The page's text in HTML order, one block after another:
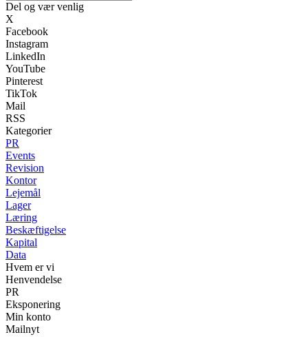
Del og vær venlig
X
Facebook
Instagram
LinkedIn
YouTube
Pinterest
TikTok
Mail
RSS
Kategorier
PR
Events
Revision
Kontor
Lejemål
Lager
Læring
Beskæftigelse
Kapital
Data
Hvem er vi
Henvendelse
PR
Eksponering
Min konto
Mailnyt